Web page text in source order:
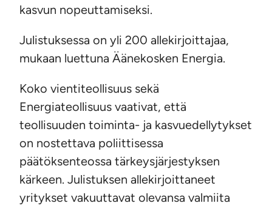
kasvun nopeuttamiseksi.
Julistuksessa on yli 200 allekirjoittajaa,
mukaan luettuna Äänekosken Energia.
Koko vientiteollisuus sekä
Energiateollisuus vaativat, että
teollisuuden toiminta- ja kasvuedellytykset
on nostettava poliittisessa
päätöksenteossa tärkeysjärjestyksen
kärkeen. Julistuksen allekirjoittaneet
yritykset vakuuttavat olevansa valmiita